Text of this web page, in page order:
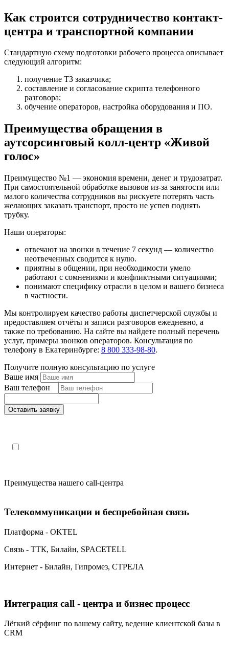
Как строится сотрудничество контакт-
центра и транспортной компании
Стандартную схему подготовки рабочего процесса описывает
следующий алгоритм:
получение ТЗ заказчика;
составление и согласование скрипта телефонного
разговора;
обучение операторов, настройка оборудования и ПО.
Преимущества обращения в
аутсорсинговый колл-центр «Живой
голос»
Преимущество №1 — экономия времени, денег и трудозатрат.
При самостоятельной обработке вызовов из-за занятости или
малого количества сотрудников вы рискуете потерять часть
желающих заказать транспорт, просто не успев поднять
трубку.
Наши операторы:
отвечают на звонки в течение 7 секунд — количество
неотвеченных сводится к нулю.
приятны в общении, при необходимости умело
работают с сомнениями и конфликтными ситуациями;
понимают специфику отрасли в целом и вашего бизнеса
в частности.
Мы контролируем качество работы диспетчерской службы и
предоставляем отчёты и записи разговоров ежедневно, а
также по требованию. На сайте вы найдете полный перечень
услуг, примеры звонков операторов. Консультация по
телефону в Екатеринбурге: 8 800 333-98-80.
Получите полную консультацию по услуге
Ваше имя
Ваш телефон
Оставить заявку
Преимущества нашего call-центра
Телекоммуникации и беспребойная связь
Платформа - OKTEL
Связь - ТТК, Билайн, SPACETELL
Интернет - Билайн, Гипромез, СТРЕЛА
Интеграция call - центра и бизнес процесс
Лёгкий сёрфинг по вашему сайту, ведение клиентской базы в
CRM